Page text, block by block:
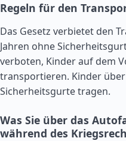
Regeln für den
Das Gesetz verbietet den
Jahren ohne
verboten, Kinder auf dem
transportieren. Kinder über
Sicherheitsgurte tragen.
Was Sie über das
während des